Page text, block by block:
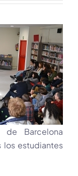
de Barcelona
los estudiantes